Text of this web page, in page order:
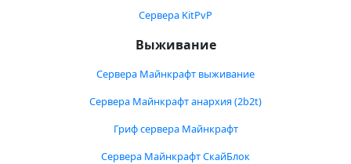
Сервера KitPvP
Выживание
Сервера Майнкрафт выживание
Сервера Майнкрафт анархия (2b2t)
Гриф сервера Майнкрафт
Сервера Майнкрафт СкайБлок